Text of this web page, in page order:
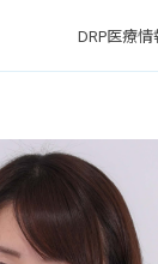
DRP医療情